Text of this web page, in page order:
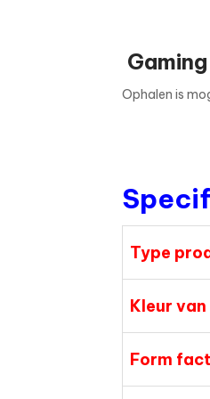
Ophalen is
Type
Kleur
Form